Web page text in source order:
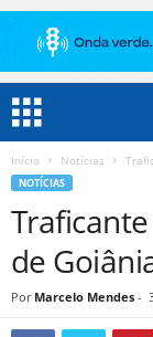
Início Notícias
NOTÍCIAS
de
Por Marcelo Mendes -